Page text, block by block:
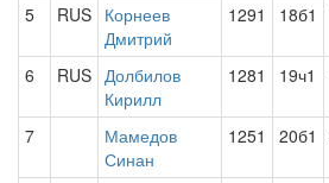
5 RUS Корнеев
Дмитрий
1291 18б1
6 RUS Долбилов
Кирилл
1281 19ч1
7
Мамедов
Синан
1251 20б1